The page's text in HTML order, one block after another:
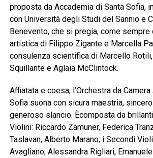
proposta da Accademia di Santa Sofia,
con Università degli Studi del Sannio e
Benevento, che si pregia, come
artistica di Filippo Zigante e Marcella
consulenza scientifica di Marcello
Squillante e Aglaia McClintock.
Affiatata e coesa, l’Orchestra da
Sofia suona con sicura maestria,
generoso slancio. Ècomposta da
Violini: Riccardo Zamuner, Federica
Taslavan, Alberto Marano; i Secondi
Avagliano, Alessandra Rigliari,